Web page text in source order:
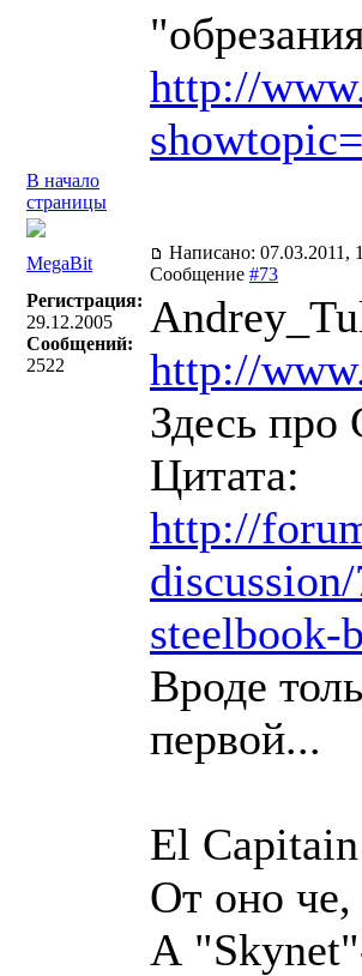
http://
В начало
страницы
MegaBit
Написано: 07.03.2011,
Сообщение #73
Регистрация:
29.12.2005
Сообщений:
2522
http://
Здесь про
Цитата:
http://
steelbook-
Вроде
первой...
El
От оно
А